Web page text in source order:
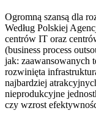
Ogromną szansą dla
Według Polskiej
centrów IT oraz
(business process
jak: zaawansowanych
rozwinięta
najbardziej
nieprodukcyjne
czy wzrost